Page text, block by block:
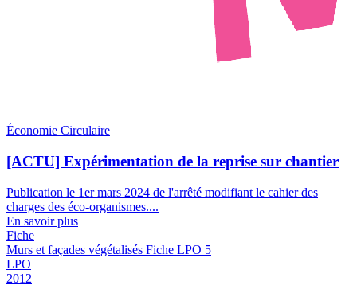
Économie Circulaire
[ACTU] Expérimentation de la reprise sur chantier
Publication le 1er mars 2024 de l'arrêté modifiant le cahier des
charges des éco-organismes....
En savoir plus
Fiche
Murs et façades végétalisés Fiche LPO 5
LPO
2012